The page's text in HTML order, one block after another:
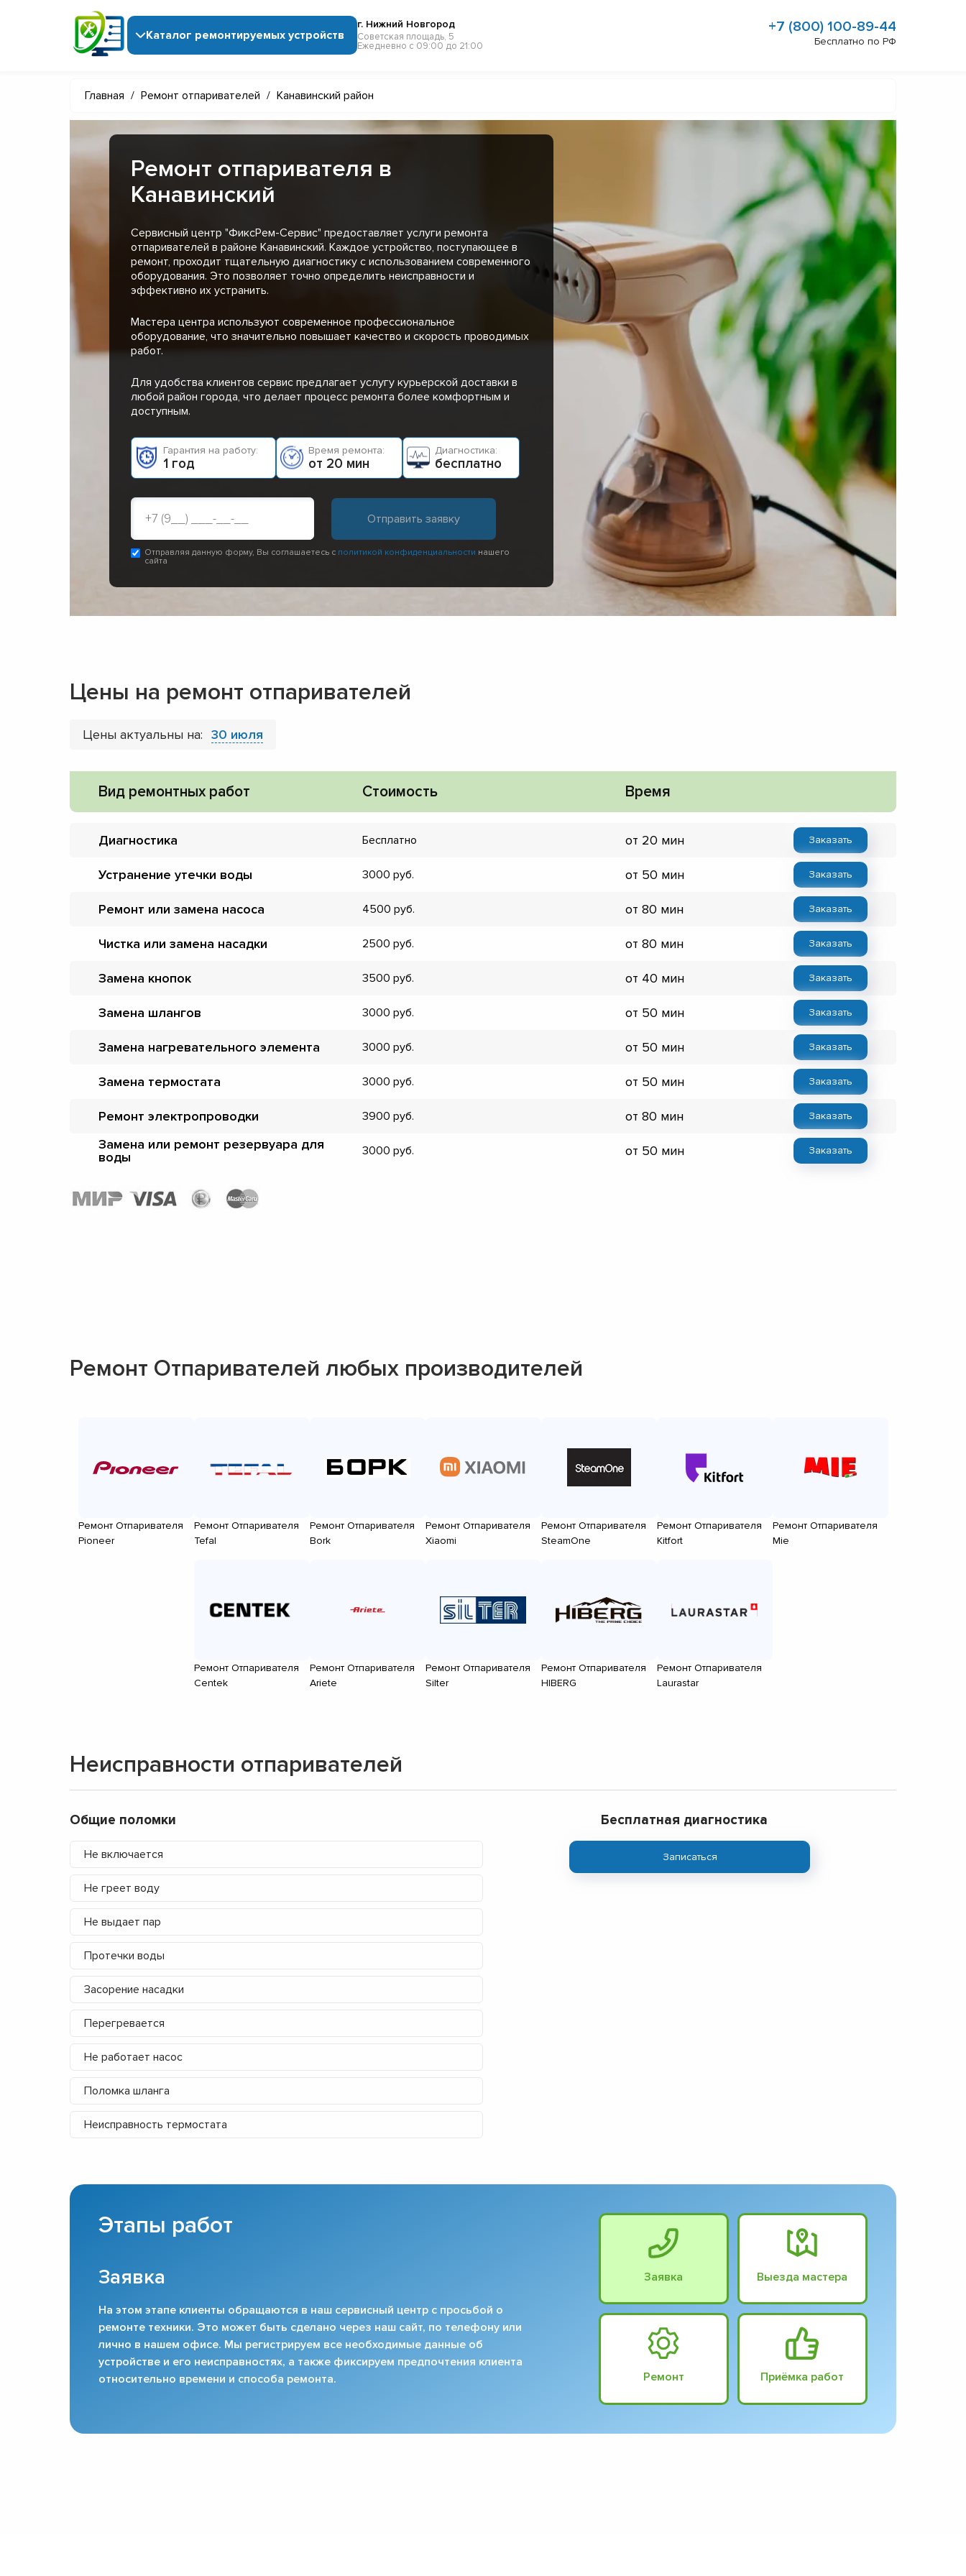
Каталог ремонтируемых устройств
г. Нижний Новгород
Советская площадь, 5
Ежедневно с 09:00 до 21:00
+7 (800) 100-89-44
Бесплатно по РФ
Главная / Ремонт отпаривателей / Канавинский район
Ремонт отпаривателя в
Канавинский
Сервисный центр "ФиксРем-Сервис" предоставляет услуги ремонта
отпаривателей в районе Канавинский. Каждое устройство, поступающее в
ремонт, проходит тщательную диагностику с использованием современного
оборудования. Это позволяет точно определить неисправности и
эффективно их устранить.
Мастера центра используют современное профессиональное
оборудование, что значительно повышает качество и скорость проводимых
работ.
Для удобства клиентов сервис предлагает услугу курьерской доставки в
любой район города, что делает процесс ремонта более комфортным и
доступным.
Гарантия на работу:
1 год
Время ремонта:
от 20 мин
Диагностика:
бесплатно
Отправляя данную форму, Вы соглашаетесь с политикой конфиденциальности нашего
сайта
Цены на ремонт отпаривателей
Цены актуальны на: 30 июля
Вид ремонтных работ Стоимость Время
Диагностика Бесплатно от 20 мин Заказать
Устранение утечки воды 3000 от 50 мин Заказать
Ремонт или замена насоса 4500 от 80 мин Заказать
Чистка или замена насадки 2500 от 80 мин Заказать
Замена кнопок 3500 от 40 мин Заказать
Замена шлангов 3000 от 50 мин Заказать
Замена нагревательного элемента 3000 от 50 мин Заказать
Замена термостата 3000 от 50 мин Заказать
Ремонт электропроводки 3900 от 80 мин Заказать
Замена или ремонт резервуара для
воды
3000 от 50 мин Заказать
Ремонт Отпаривателей любых производителей
Ремонт Отпаривателя
Pioneer
Ремонт Отпаривателя
Tefal
Ремонт Отпаривателя
Bork
Ремонт Отпаривателя
Xiaomi
Ремонт Отпаривателя
SteamOne
Ремонт Отпаривателя
Kitfort
Ремонт Отпаривателя
Mie
Ремонт Отпаривателя
Centek
Ремонт Отпаривателя
Ariete
Ремонт Отпаривателя
Silter
Ремонт Отпаривателя
HIBERG
Ремонт Отпаривателя
Laurastar
Неисправности отпаривателей
Общие поломки
Не включается
Не греет воду
Не выдает пар
Протечки воды
Засорение насадки
Перегревается
Не работает насос
Поломка шланга
Неисправность термостата
Бесплатная диагностика
Записаться
Этапы работ
Заявка
На этом этапе клиенты обращаются в наш сервисный центр с просьбой о
ремонте техники. Это может быть сделано через наш сайт, по телефону или
лично в нашем офисе. Мы регистрируем все необходимые данные об
устройстве и его неисправностях, а также фиксируем предпочтения клиента
относительно времени и способа ремонта.
Заявка Выезда мастера
Ремонт Приёмка работ